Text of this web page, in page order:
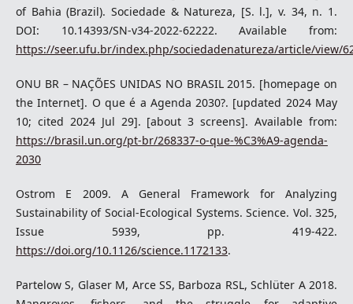
of Bahia (Brazil). Sociedade & Natureza, [S. l.], v. 34, n. 1.
DOI: 10.14393/SN-v34-2022-62222. Available from:
https://seer.ufu.br/index.php/sociedadenatureza/article/view/
ONU BR – NAÇÕES UNIDAS NO BRASIL 2015. [homepage on
the Internet]. O que é a Agenda 2030?. [updated 2024 May
10; cited 2024 Jul 29]. [about 3 screens]. Available from:
https://brasil.un.org/pt-br/268337-o-que-%C3%A9-agenda-
2030
Ostrom E 2009. A General Framework for Analyzing
Sustainability of Social-Ecological Systems. Science. Vol. 325,
Issue 5939, pp. 419-422.
https://doi.org/10.1126/science.1172133.
Partelow S, Glaser M, Arce SS, Barboza RSL, Schlüter A 2018.